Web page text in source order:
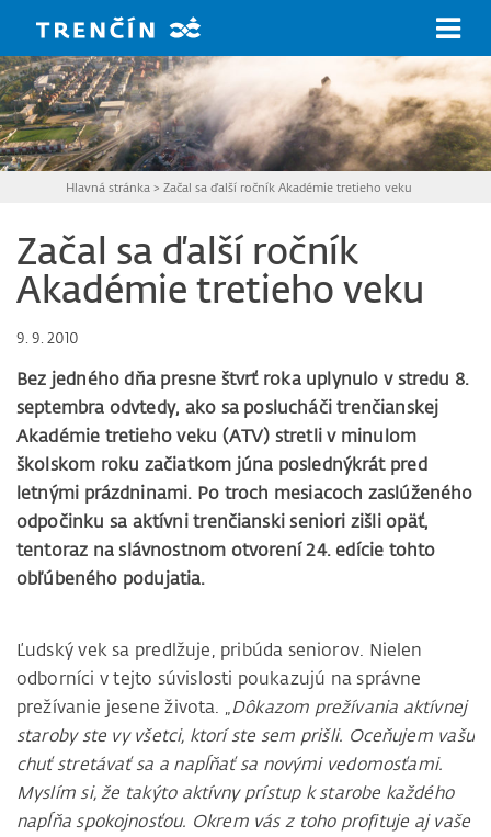
Hlavná stránka >Začal sa ďalší ročník Akadémie tretieho veku
Začal sa ďalší ročník
Akadémie tretieho veku
9. 9. 2010
Bez jedného dňa presne štvrť roka uplynulo v stredu 8.
septembra odvtedy, ako sa poslucháči trenčianskej
Akadémie tretieho veku (ATV) stretli v minulom
školskom roku začiatkom júna poslednýkrát pred
letnými prázdninami. Po troch mesiacoch zaslúženého
odpočinku sa aktívni trenčianski seniori zišli opäť,
tentoraz na slávnostnom otvorení 24. edície tohto
obľúbeného podujatia.
Ľudský vek sa predlžuje, pribúda seniorov. Nielen
odborníci v tejto súvislosti poukazujú na správne
prežívanie jesene života. „Dôkazom prežívania aktívnej
staroby ste vy všetci, ktorí ste sem prišli. Oceňujem vašu
chuť stretávať sa a napĺňať sa novými vedomosťami.
Myslím si, že takýto aktívny prístup k starobe každého
napĺňa spokojnosťou. Okrem vás z toho profituje aj vaše